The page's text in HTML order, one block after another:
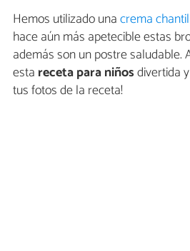
Hemos utilizado unacrema
hace aún más apetecible estas
además son un postre saludable.
esta receta para niñosdivertida
tus fotos de la receta!